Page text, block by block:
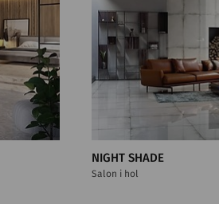
NIGHT SHADE
Salon i hol